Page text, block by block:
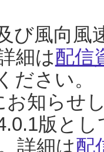
び風向風
細は配信
ださい。
お知らせ
版と
詳細は配